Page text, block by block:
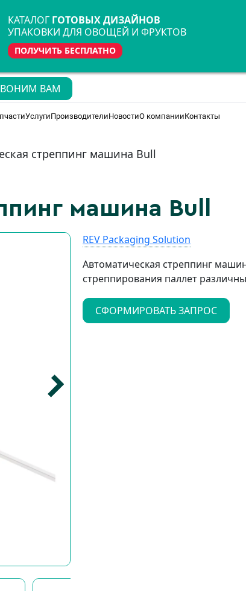
КАТАЛОГ ГОТОВЫХ ДИЗАЙНОВ
УПАКОВКИ ДЛЯ ОВОЩЕЙ И ФРУКТОВ
ПОЛУЧИТЬ БЕСПЛАТНО
ВАМ
УслугиПроизводителиНовостиО компанииКонтакты
стреппинг машина Bull
машина Bull
REV Packaging Solution
Автоматическая стреппинг
стреппирования паллет
СФОРМИРОВАТЬ ЗАПРОС